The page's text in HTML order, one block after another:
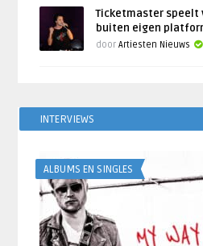
Ticketmaster speelt
buiten eigen
doorArtiesten Nieuws
INTERVIEWS
ALBUMS EN SINGLES